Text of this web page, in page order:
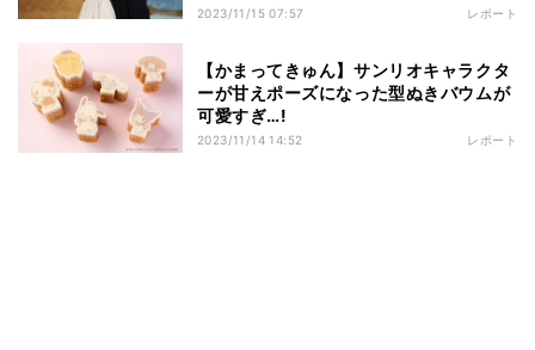
2023/11/15 07:57 レポート
【かまってきゅん】サンリオキャラクタ
ーが甘えポーズになった型ぬきバウムが
可愛すぎ…!
2023/11/14 14:52 レポート